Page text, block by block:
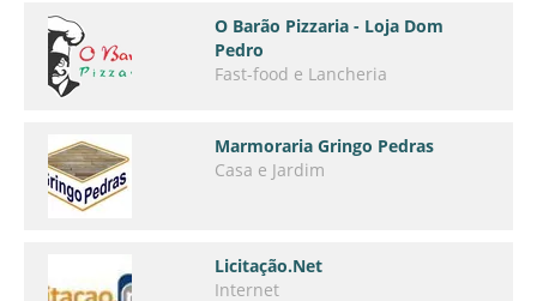
O Barão Pizzaria - Loja Dom
Pedro
Fast-food e Lancheria
Marmoraria Gringo Pedras
Casa e Jardim
Licitação.Net
Internet